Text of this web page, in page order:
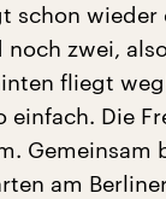
schon
zwei,
fliegt
Die
Gemeinsam
am